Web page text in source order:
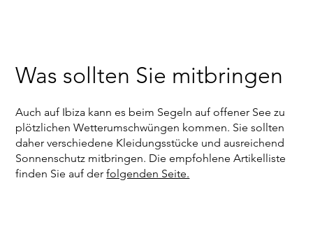
Was sollten Sie mitbringen
Auch auf Ibiza kann es beim Segeln auf offener See zu
plötzlichen Wetterumschwüngen kommen. Sie sollten
daher verschiedene Kleidungsstücke und ausreichend
Sonnenschutz mitbringen. Die empfohlene Artikelliste
finden Sie auf derfolgenden Seite.